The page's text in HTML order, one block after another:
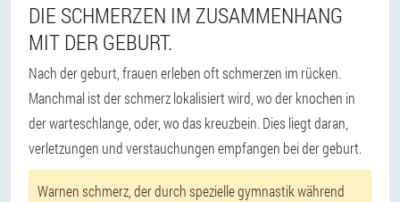
DIE SCHMERZEN IM ZUSAMMENHANG
MIT DER GEBURT.
Nach der geburt, frauen erleben oft schmerzen im rücken.
Manchmal ist der schmerz lokalisiert wird, wo der knochen in
der warteschlange, oder, wo das kreuzbein. Dies liegt daran,
verletzungen und verstauchungen empfangen bei der geburt.
Warnen schmerz, der durch spezielle gymnastik während